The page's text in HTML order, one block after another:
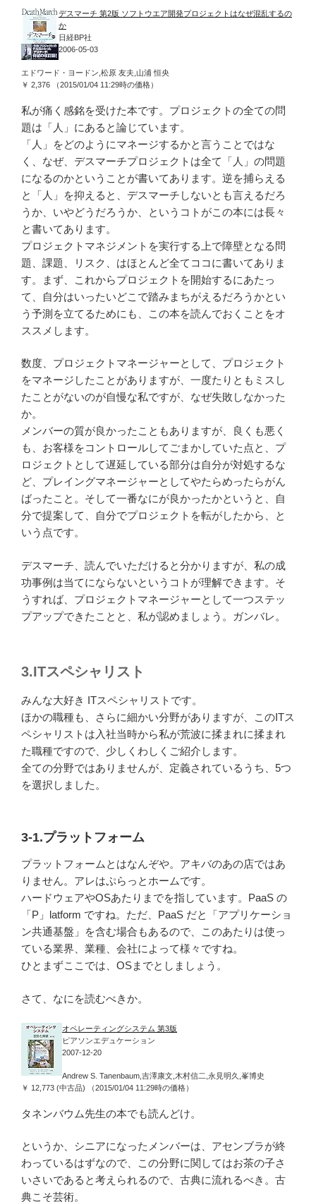
デスマーチ 第2版 ソフトウエア開発プロジェクトはなぜ混乱するの
か
日経BP社
2006-05-03
エドワード・ヨードン,松原 友夫,山浦 恒央
￥ 2,376 （2015/01/04 11:29時の価格）
私が痛く感銘を受けた本です。プロジェクトの全ての問
題は「人」にあると論じています。
「人」をどのようにマネージするかと言うことではな
く、なぜ、デスマーチプロジェクトは全て「人」の問題
になるのかということが書いてあります。逆を捕らえる
と「人」を抑えると、デスマーチしないとも言えるだろ
うか、いやどうだろうか、というコトがこの本には長々
と書いてあります。
プロジェクトマネジメントを実行する上で障壁となる問
題、課題、リスク、はほとんど全てココに書いてありま
す。まず、これからプロジェクトを開始するにあたっ
て、自分はいったいどこで踏みまちがえるだろうかとい
う予測を立てるためにも、この本を読んでおくことをオ
ススメします。
数度、プロジェクトマネージャーとして、プロジェクト
をマネージしたことがありますが、一度たりともミスし
たことがないのが自慢な私ですが、なぜ失敗しなかった
か。
メンバーの質が良かったこともありますが、良くも悪く
も、お客様をコントロールしてごまかしていた点と、プ
ロジェクトとして遅延している部分は自分が対処するな
ど、プレイングマネージャーとしてやたらめったらがん
ばったこと。そして一番なにが良かったかというと、自
分で提案して、自分でプロジェクトを転がしたから、と
いう点です。
デスマーチ、読んでいただけると分かりますが、私の成
功事例は当てにならないというコトが理解できます。そ
うすれば、プロジェクトマネージャーとして一つステッ
プアップできたことと、私が認めましょう。ガンバレ。
3.ITスペシャリスト
みんな大好き ITスペシャリストです。
ほかの職種も、さらに細かい分野がありますが、このITス
ペシャリストは入社当時から私が荒波に揉まれに揉まれ
た職種ですので、少しくわしくご紹介します。
全ての分野ではありませんが、定義されているうち、5つ
を選択しました。
3-1.プラットフォーム
プラットフォームとはなんぞや。アキバのあの店ではあ
りません。アレはぷらっとホームです。
ハードウェアやOSあたりまでを指しています。PaaS の
「P」latform ですね。ただ、PaaS だと「アプリケーショ
ン共通基盤」を含む場合もあるので、このあたりは使っ
ている業界、業種、会社によって様々ですね。
ひとまずここでは、OSまでとしましょう。
さて、なにを読むべきか。
オペレーティングシステム 第3版
ピアソンエデュケーション
2007-12-20
Andrew S. Tanenbaum,吉澤康文,木村信二,永見明久,峯博史
￥ 12,773 (中古品) （2015/01/04 11:29時の価格）
タネンバウム先生の本でも読んどけ。
というか、シニアになったメンバーは、アセンブラが終
わっているはずなので、この分野に関してはお茶の子さ
いさいであると考えられるので、古典に流れるべき。古
典こそ芸術。